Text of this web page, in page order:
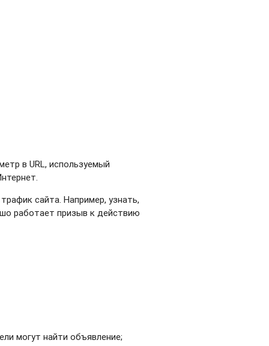
в URL, используемый
сайта. Например, узнать,
работает призыв к действию
могут найти объявление;